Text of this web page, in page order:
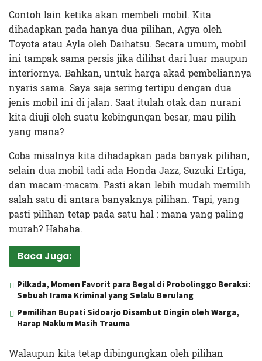
Contoh lain ketika akan membeli mobil. Kita
dihadapkan pada hanya dua pilihan, Agya oleh
Toyota atau Ayla oleh Daihatsu. Secara umum, mobil
ini tampak sama persis jika dilihat dari luar maupun
interiornya. Bahkan, untuk harga akad pembeliannya
nyaris sama. Saya saja sering tertipu dengan dua
jenis mobil ini di jalan. Saat itulah otak dan nurani
kita diuji oleh suatu kebingungan besar, mau pilih
yang mana?
Coba misalnya kita dihadapkan pada banyak pilihan,
selain dua mobil tadi ada Honda Jazz, Suzuki Ertiga,
dan macam-macam. Pasti akan lebih mudah memilih
salah satu di antara banyaknya pilihan. Tapi, yang
pasti pilihan tetap pada satu hal : mana yang paling
murah? Hahaha.
Baca Juga:
Pilkada, Momen Favorit para Begal di Probolinggo Beraksi:
Sebuah Irama Kriminal yang Selalu Berulang
Pemilihan Bupati Sidoarjo Disambut Dingin oleh Warga,
Harap Maklum Masih Trauma
Walaupun kita tetap dibingungkan oleh pilihan